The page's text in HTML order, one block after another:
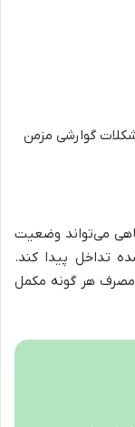
می‌تواند وضعیت
تداخل پیدا کند.
مصرف هر گونه مکمل